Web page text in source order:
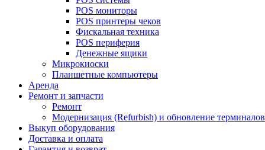
POS мониторы
POS принтеры чеков
Фискальная техника
POS периферия
Денежные ящики
Микрокиоски
Планшетные компьютеры
Аренда
Ремонт и запчасти
Ремонт
Модернизация (Refurbish) и обновление
Выкуп оборудования
Доставка и оплата